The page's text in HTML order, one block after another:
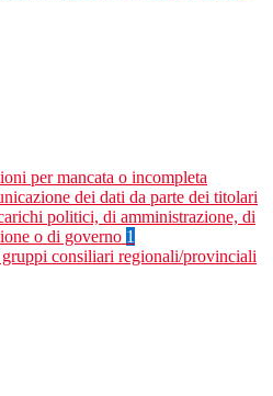
per mancata o incompleta
dei dati da parte dei titolari
politici, di amministrazione, di
o di governo 1
consiliari regionali/provinciali